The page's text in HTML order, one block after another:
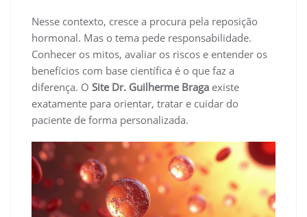
Nesse contexto, cresce a procura pela reposição
hormonal. Mas o tema pede responsabilidade.
Conhecer os mitos, avaliar os riscos e entender os
benefícios com base científica é o que faz a
diferença. O Site Dr. Guilherme Braga existe
exatamente para orientar, tratar e cuidar do
paciente de forma personalizada.